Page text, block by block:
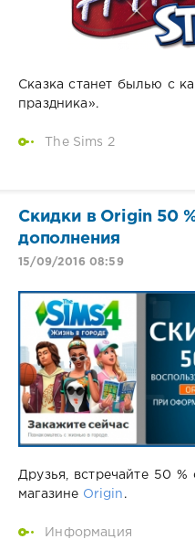
Сказка станет былью с
праздника».
The Sims 2
Скидки в Origin 50
дополнения
15/09/2016 08:59
Друзья, встречайте 50
магазине Origin .
Информация